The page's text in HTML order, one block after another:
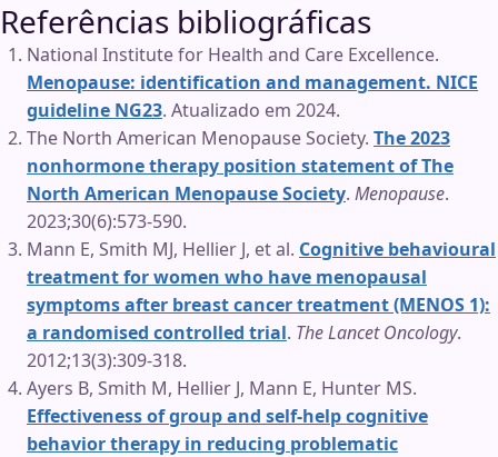
Referências bibliográficas
National Institute for Health and Care Excellence.
Menopause: identification and management. NICE
guideline NG23. Atualizado em 2024.
The North American Menopause Society. The 2023
nonhormone therapy position statement of The
North American Menopause Society. Menopause.
2023;30(6):573-590.
Mann E, Smith MJ, Hellier J, et al. Cognitive behavioural
treatment for women who have menopausal
symptoms after breast cancer treatment (MENOS 1):
a randomised controlled trial. The Lancet Oncology.
2012;13(3):309-318.
Ayers B, Smith M, Hellier J, Mann E, Hunter MS.
Effectiveness of group and self-help cognitive
behavior therapy in reducing problematic